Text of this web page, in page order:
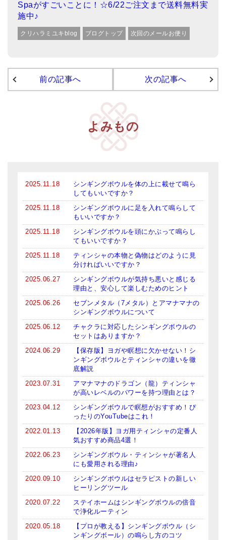
Spaがすごいことに！☆6/22ご注文まで送料無料実
施中♪
クリハラミユキblog ブログトップ 次回のメールお便り
前の記事へ 次の記事へ
よみもの
2025.11.18
シンギングボウルを体の上に載せて鳴ら
してもいいですか？
2025.11.18
シンギングボウルに足を入れて鳴らして
もいいですか？
2025.11.18
シンギングボウルを頭にかぶって鳴らし
てもいいですか？
2025.11.18
ティンシャの本物と偽物はどのように見
分ければいいですか？
2025.06.27
シンギングボウルが気持ち悪いと感じる
理由と、安心して楽しむためのヒント
2025.06.26
セブンメタル（7メタル）とアマナマナの
シンギングボウルについて
2025.06.12
チャクラに対応したシンギングボウルの
セットはありますか？
2024.06.29
【保存版】ヨガや瞑想に欠かせない！シ
ンギングボウルとティンシャの違いを徹
底解説
2023.07.31
アマナマナのドラゴン（龍）ティンシャ
が高いレベルのパワーを持つ理由とは？
2023.04.12
シンギングボウルで瞑想がおすすめ！ぴ
ったりのYouTubeはこれ！
2022.01.13
【2026年版】ヨガ用ティンシャの定番人
気おすすめ商品4選！
2022.06.23
シンギングボウル・ティンシャが著名人
にも愛用される理由♪
2020.09.10
シンギングボウルはセラピストの新しい
ヒーリングツール
2020.07.22
ステイホームはシンギングボウルの倍音
で浄化ルーティン
2020.05.18
【プロが教える】シンギングボウル（シ
ンギングボール）の鳴らし方のコツ